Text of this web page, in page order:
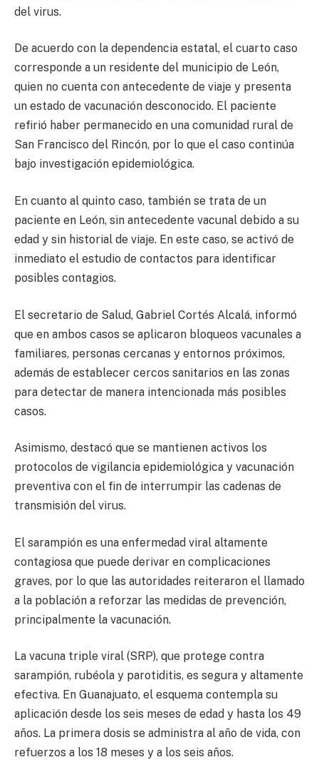
del virus.
De acuerdo con la dependencia estatal, el cuarto caso
corresponde a un residente del municipio de León,
quien no cuenta con antecedente de viaje y presenta
un estado de vacunación desconocido. El paciente
refirió haber permanecido en una comunidad rural de
San Francisco del Rincón, por lo que el caso continúa
bajo investigación epidemiológica.
En cuanto al quinto caso, también se trata de un
paciente en León, sin antecedente vacunal debido a su
edad y sin historial de viaje. En este caso, se activó de
inmediato el estudio de contactos para identificar
posibles contagios.
El secretario de Salud, Gabriel Cortés Alcalá, informó
que en ambos casos se aplicaron bloqueos vacunales a
familiares, personas cercanas y entornos próximos,
además de establecer cercos sanitarios en las zonas
para detectar de manera intencionada más posibles
casos.
Asimismo, destacó que se mantienen activos los
protocolos de vigilancia epidemiológica y vacunación
preventiva con el fin de interrumpir las cadenas de
transmisión del virus.
El sarampión es una enfermedad viral altamente
contagiosa que puede derivar en complicaciones
graves, por lo que las autoridades reiteraron el llamado
a la población a reforzar las medidas de prevención,
principalmente la vacunación.
La vacuna triple viral (SRP), que protege contra
sarampión, rubéola y parotiditis, es segura y altamente
efectiva. En Guanajuato, el esquema contempla su
aplicación desde los seis meses de edad y hasta los 49
años. La primera dosis se administra al año de vida, con
refuerzos a los 18 meses y a los seis años.